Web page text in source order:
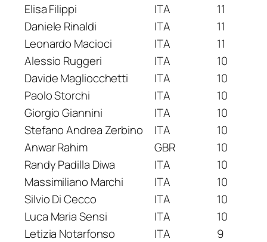
Elisa Filippi
ITA
11
Daniele Rinaldi
ITA
11
Leonardo Macioci
ITA
11
Alessio Ruggeri
ITA
10
Davide Magliocchetti
ITA
10
Paolo Storchi
ITA
10
Giorgio Giannini
ITA
10
Stefano Andrea Zerbino
ITA
10
Anwar Rahim
GBR
10
Randy Padilla Diwa
ITA
10
Massimiliano Marchi
ITA
10
Silvio Di Cecco
ITA
10
Luca Maria Sensi
ITA
10
Letizia Notarfonso
ITA
9